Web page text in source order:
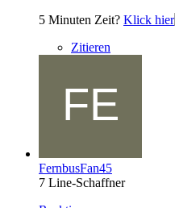
5 Minuten Zeit? Klick hier
Zitieren
FernbusFan45
7 Line-Schaffner